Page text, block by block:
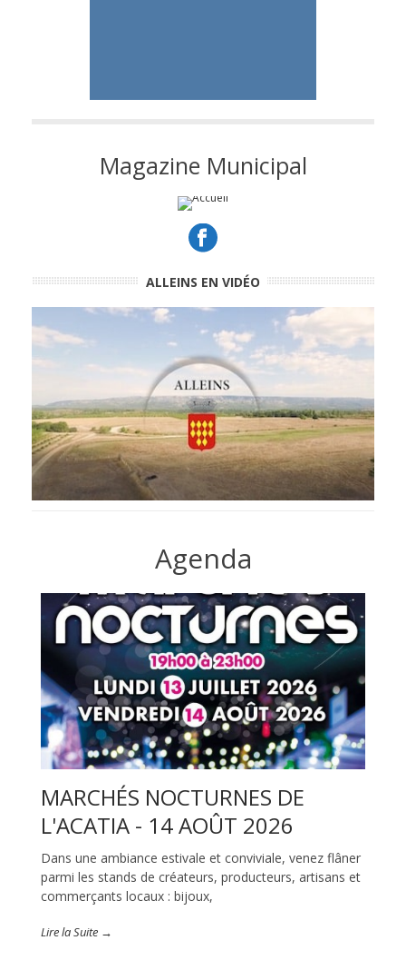
Magazine Municipal
ALLEINS EN VIDÉO
Agenda
MARCHÉS NOCTURNES DE
L'ACATIA - 14 AOÛT 2026
Dans une ambiance estivale et conviviale, venez flâner
parmi les stands de créateurs, producteurs, artisans et
commerçants locaux : bijoux,
Lire la Suite →